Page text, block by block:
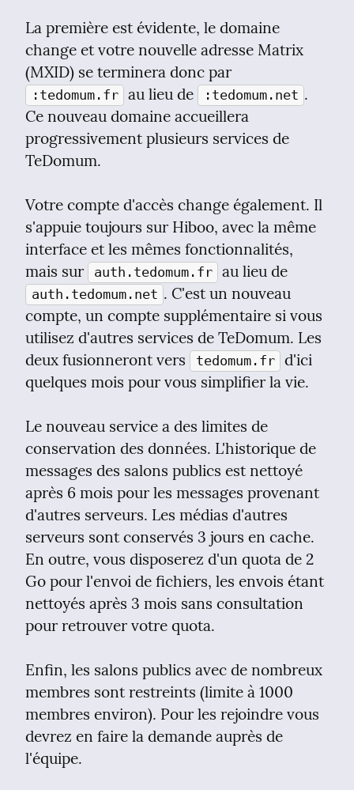
La première est évidente, le domaine
change et votre nouvelle adresse Matrix
:tedomum.fr au lieu de :tedomum.net .
Ce nouveau domaine accueillera
progressivement plusieurs services de
TeDomum.
Votre compte d'accès change également. Il
s'appuie toujours sur Hiboo, avec la même
interface et les mêmes fonctionnalités,
mais sur
auth.tedomum.fr
auth.tedomum.net . C'est un nouveau
compte, un compte supplémentaire si vous
utilisez d'autres services de TeDomum. Les
deux fusionneront vers
tedomum.fr
d'ici
quelques mois pour vous simplifier la vie.
Le nouveau service a des limites de
conservation des données. L'historique de
messages des salons publics est nettoyé
après 6 mois pour les messages provenant
d'autres serveurs. Les médias d'autres
serveurs sont conservés 3 jours en cache.
En outre, vous disposerez d'un quota de 2
Go pour l'envoi de fichiers, les envois étant
nettoyés après 3 mois sans consultation
pour retrouver votre quota.
Enfin, les salons publics avec de nombreux
membres sont restreints (limite à 1000
membres environ). Pour les rejoindre vous
devrez en faire la demande auprès de
l'équipe.